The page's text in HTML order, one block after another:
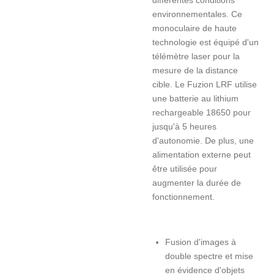
environnementales. Ce
monoculaire de haute
technologie est équipé d'un
télémètre laser pour la
mesure de la distance
cible. Le Fuzion LRF utilise
une batterie au lithium
rechargeable 18650 pour
jusqu'à 5 heures
d'autonomie. De plus, une
alimentation externe peut
être utilisée pour
augmenter la durée de
fonctionnement.
Fusion d'images à
double spectre et mise
en évidence d'objets